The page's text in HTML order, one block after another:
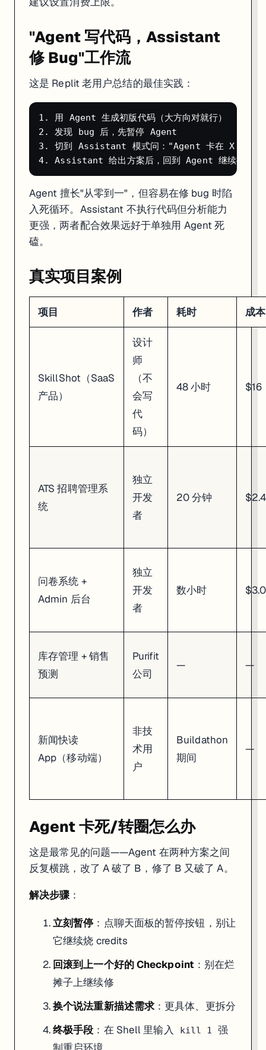
"Agent 写代码，Assistant
修 Bug"工作流
这是 Replit 老用户总结的最佳实践：
1. 用 Agent 生成初版代码（大方向对就行）
2. 发现 bug 后，先暂停 Agent
3. 切到 Assistant 模式问："Agent 卡在 X 问题上
Agent 擅长"从零到一"，但容易在修 bug 时陷
入死循环。Assistant 不执行代码但分析能力
更强，两者配合效果远好于单独用 Agent 死
磕。
真实项目案例
项目 作者 耗时 成本
SkillShot（SaaS
产品）
设计
师
（不
会写
代
码）
48 小时 $16
ATS 招聘管理系
统
独立
开发
者
20 分钟
问卷系统 +
Admin 后台
独立
开发
者
数小时
库存管理 + 销售
预测
Purifit
公司
— —
新闻快读
App（移动端）
非技
术用
户
Buildathon
期间
—
Agent 卡死/转圈怎么办
这是最常见的问题——Agent 在两种方案之间
反复横跳，改了 A 破了 B，修了 B 又破了 A。
解决步骤：
立刻暂停 ：点聊天面板的暂停按钮，别让
它继续烧 credits
回滚到上一个好的 Checkpoint：别在烂
摊子上继续修
换个说法重新描述需求：更具体、更拆分
终极手段 ：在 Shell 里输入 kill 1
强